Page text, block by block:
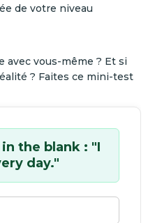
de votre niveau
avec vous-même ? Et si
? Faites ce mini-test
in the blank : "I
day."